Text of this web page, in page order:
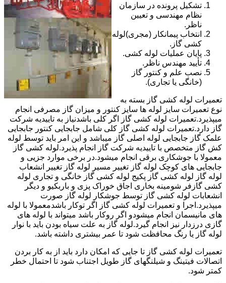
تشکیل پرونده در سازمان
نظام مهندسی و تعیین
ناظر.
انتخاب پیمانکار (مجری)لوله
کشی گاز.
پایان عملیات لوله کشی.
تأیید مهندس ناظر.
نصب علم و کنتور گاز
(خانگی یا تجاری).
تعمیرات لوله کشی گاز بسته به
نوع تعمیرات سایز لوله ها سایز کنتور و میزان گاز مصرفی انجام
میپذیرد.تعمیرات لوله کشی گاز اگر کلی باشدنیاز به تاییدیه شرکت
گاز دارد.تعمیرات لوله کشی گاز کلی شامل جابجایی کنتور جابجایی
علمک گاز جابجایی لوله اصلی گاز میباشد و این امر باید توسط لوله
کش گاز متخصص با تاییدیه شرکت گاز انجام پذیرد.لوله کشی گاز
معمولا با جوشکاری برقی انجام میشود.در برخی موارد جزیی و
جابجایی های کوچک لوله گاز تغییر مسیر لوله گاز تغییر انشعاب
لوله گاز لوله کشی گاز پکیج لوله کشی گاز خانگی و تجاری لوله
کشی گازفر شومینه بخاری اجاق خوراک پزی و باربکیو و دیگر
انشعابات لوله کشی گاز توسط جوشکار لوله گاز صورت
میپذیرد.اجرا و تعمیرات لوله کشی گاز اگر توکار باشدمعمولا با لوله
های مانیسمان انجام میشودو اگر روکار باشد میتواند با لوله های
گازی درزدار نیز انجام گیرد.لوله گاز به علت سیاه بودن باید با نوار
لوله گاز یا رنگ محافظت شود تا عمر بیشتری داشته باشد.
تعمیرات لوله کشی گاز تا جایی که امکان دارد باید از به کار بردن
اتصالات فیتینگ و شیلنگهای گاز طویل اجتناب شود تا احتمال خطر
کمتر شود.